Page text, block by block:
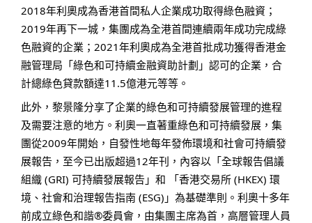
2018年利奧成為香港首間私人企業成功取得綠色融資；
2019年再下一城，集團成為全港首間連續兩年成功完成綠
色融資的企業；2021年利奧成為全港首批成功獲得香港金
融管理局「綠色和可持續金融資助計劃」認可的企業，合
計總綠色貸款額達11.5億港元等等。
此外，黎景隆分享了企業的綠色和可持續發展管理的進程
及需要注意的地方。利奧一直著重綠色和可持續發展，集
團從2009年開始，自發性地每年發佈環境和社會可持續發
展報告，至今已出版超過12年刊，內容以「全球報告倡議
組織 (GRI) 可持續發展報告」和 「香港交易所 (HKEX) 環
境、社會和治理報告指南 (ESG)」為基礎準則。利奧十多年
前成立綠色和諧®委員會，由集團主席為首，高層管理人員